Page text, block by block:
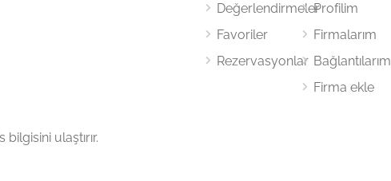
ulaştırır.
Değerlendirmeler
Favoriler
Rezervasyonlar
Profilim
Firmalarım
Bağlantılarım
Firma ekle